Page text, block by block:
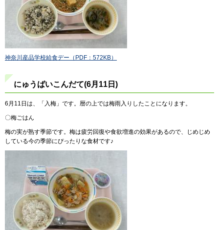
神奈川産品学校給食デー（PDF：572KB）
にゅうばいこんだて(6月11日)
6月11日は、「入梅」です。暦の上では梅雨入りしたことになります。
〇梅ごはん
梅の実が熟す季節です。梅は疲労回復や食欲増進の効果があるので、じめじめ
している今の季節にぴったりな食材です♪